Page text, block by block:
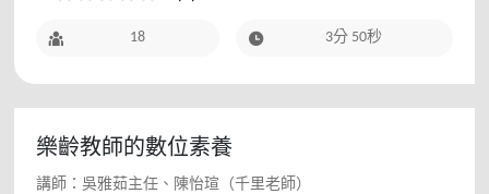
18 3分 50秒
樂齡教師的數位素養
講師：吳雅茹主任、陳怡瑄（千里老師）